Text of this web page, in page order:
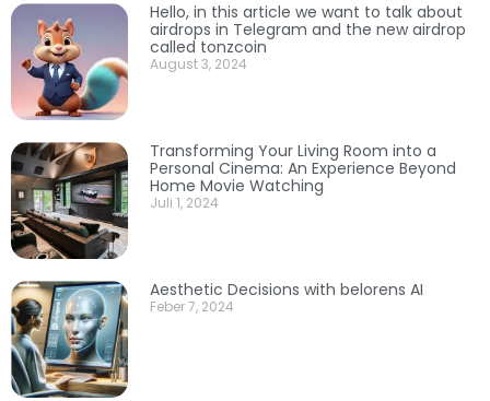
Hello, in this article we want to talk about
airdrops in Telegram and the new airdrop
called tonzcoin
August 3, 2024
Transforming Your Living Room into a
Personal Cinema: An Experience Beyond
Home Movie Watching
Juli 1, 2024
Aesthetic Decisions with belorens AI
Feber 7, 2024